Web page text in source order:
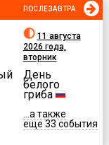
ПОСЛЕЗАВТРА
11 августа
2026 года,
вторник
День
белого
гриба
...а также
еще 33 события